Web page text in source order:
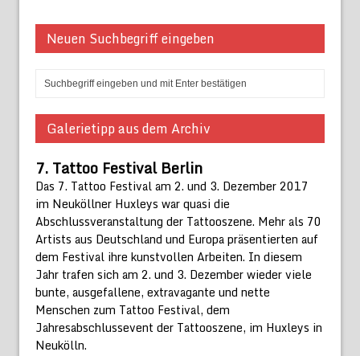
Neuen Suchbegriff eingeben
Galerietipp aus dem Archiv
7. Tattoo Festival Berlin
Das 7. Tattoo Festival am 2. und 3. Dezember 2017
im Neuköllner Huxleys war quasi die
Abschlussveranstaltung der Tattooszene. Mehr als 70
Artists aus Deutschland und Europa präsentierten auf
dem Festival ihre kunstvollen Arbeiten. In diesem
Jahr trafen sich am 2. und 3. Dezember wieder viele
bunte, ausgefallene, extravagante und nette
Menschen zum Tattoo Festival, dem
Jahresabschlussevent der Tattooszene, im Huxleys in
Neukölln.